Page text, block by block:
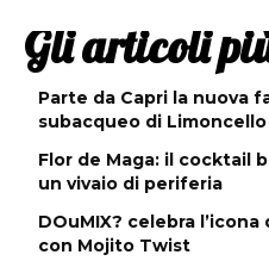
Gli articoli
Parte da Capri la nuova
subacqueo di
Flor de Maga: il cocktail
un vivaio di periferia
DOuMIX? celebra
con Mojito Twist